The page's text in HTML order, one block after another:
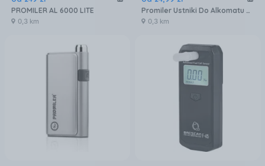
PROMILER AL 6000 LITE
0,3 km
Promiler Ustniki Do Alkomatu Alp-1 20Szt.
0,3 km